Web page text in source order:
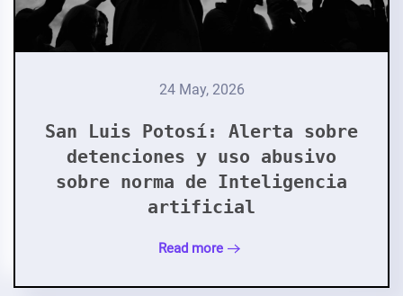
24 May, 2026
San Luis Potosí: Alerta sobre
detenciones y uso abusivo
sobre norma de Inteligencia
artificial
Read more